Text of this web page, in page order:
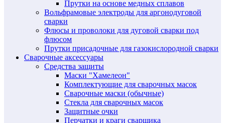
Прутки на основе медных сплавов
Вольфрамовые электроды для аргонодуговой
сварки
Флюсы и проволоки для дуговой сварки под
флюсом
Прутки присадочные для газокислородной сварки
Сварочные аксессуары
Средства защиты
Маски "Хамелеон"
Комплектующие для сварочных масок
Сварочные маски (обычные)
Стекла для сварочных масок
Защитные очки
Перчатки и краги сварщика